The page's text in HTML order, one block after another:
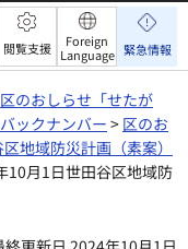
閲覧支援
Foreign
Language 緊急情報
区のおしらせ「せたが
ックナンバー > 区のお
地域防災計画（素案）
10月1日世田谷区地域防